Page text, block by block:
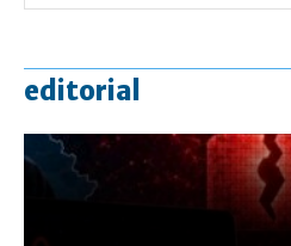
editorial